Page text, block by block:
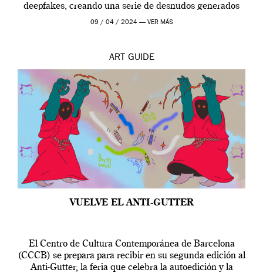
deepfakes, creando una serie de desnudos generados
por […]
09 / 04 / 2024 — VER MÁS
ART GUIDE
VUELVE EL ANTI-GUTTER
El Centro de Cultura Contemporánea de Barcelona
(CCCB) se prepara para recibir en su segunda edición al
Anti-Gutter, la feria que celebra la autoedición y la